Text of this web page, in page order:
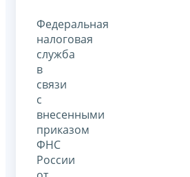
Федеральная
налоговая
служба
в
связи
с
внесенными
приказом
ФНС
России